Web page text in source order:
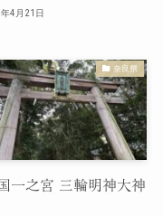
4月21日
奈良県
一之宮 三輪明神大神